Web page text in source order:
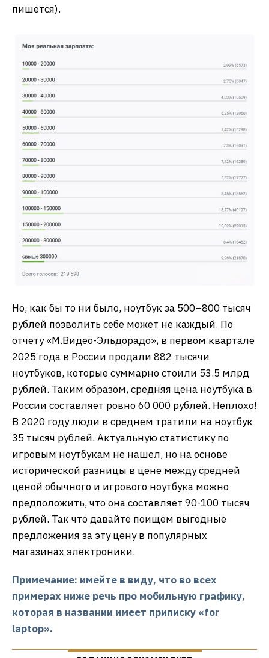
пишется).
Но, как бы то ни было, ноутбук за 500–800 тысяч
рублей позволить себе может не каждый. По
отчету «М.Видео-Эльдорадо», в первом квартале
2025 года в России продали 882 тысячи
ноутбуков, которые суммарно стоили 53.5 млрд
рублей. Таким образом, средняя цена ноутбука в
России составляет ровно 60 000 рублей. Неплохо!
В 2020 году люди в среднем тратили на ноутбук
35 тысяч рублей. Актуальную статистику по
игровым ноутбукам не нашел, но на основе
исторической разницы в цене между средней
ценой обычного и игрового ноутбука можно
предположить, что она составляет 90-100 тысяч
рублей. Так что давайте поищем выгодные
предложения за эту цену в популярных
магазинах электроники.
Примечание: имейте в виду, что во всех
примерах ниже речь про мобильную графику,
которая в названии имеет приписку «for
laptop».